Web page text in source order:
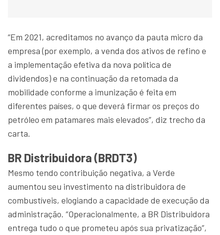
“Em 2021, acreditamos no avanço da pauta micro da
empresa (por exemplo, a venda dos ativos de refino e
a implementação efetiva da nova política de
dividendos) e na continuação da retomada da
mobilidade conforme a imunização é feita em
diferentes países, o que deverá firmar os preços do
petróleo em patamares mais elevados”, diz trecho da
carta.
BR Distribuidora (BRDT3)
Mesmo tendo contribuição negativa, a Verde
aumentou seu investimento na distribuidora de
combustíveis, elogiando a capacidade de execução da
administração. “Operacionalmente, a BR Distribuidora
entrega tudo o que prometeu após sua privatização”,